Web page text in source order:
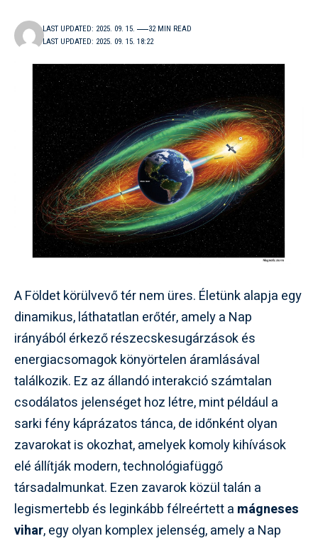
LAST UPDATED: 2025. 09. 15. 18:22
LAST UPDATED: 2025. 09. 15. 32 MIN READ
A Földet körülvevő tér nem üres. Életünk alapja egy
dinamikus, láthatatlan erőtér, amely a Nap
irányából érkező részecskesugárzások és
energiacsomagok könyörtelen áramlásával
találkozik. Ez az állandó interakció számtalan
csodálatos jelenséget hoz létre, mint például a
sarki fény káprázatos tánca, de időnként olyan
zavarokat is okozhat, amelyek komoly kihívások
elé állítják modern, technológiafüggő
társadalmunkat. Ezen zavarok közül talán a
legismertebb és leginkább félreértett a mágneses
vihar, egy olyan komplex jelenség, amely a Nap